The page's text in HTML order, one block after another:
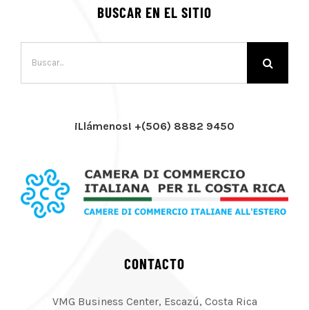
BUSCAR EN EL SITIO
¡Llámenos! +(506) 8882 9450
CONTACTO
VMG Business Center, Escazú, Costa Rica